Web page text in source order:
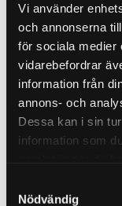
Vi använder
och annonserna
för sociala medier
vidarebefordrar
information från
annons- och
Dessa kan i sin
information som
Nödvändig
Fiat Coupé
Fiat
Angel Eyes
Volvo 240
Styrvinkelkit
Audi S5